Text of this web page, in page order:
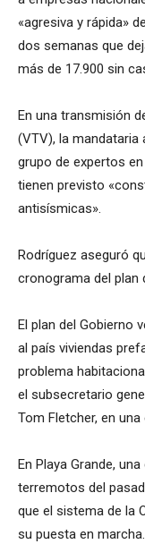
«agresiva y rápida»
dos semanas que
más de 17.900 sin
En una transmisión
(VTV), la mandataria
grupo de expertos
tienen previsto
antisísmicas».
Rodríguez aseguró
cronograma del plan
El plan del Gobierno
al país viviendas
problema
el subsecretario
Tom Fletcher, en una
En Playa Grande,
terremotos del
que el sistema de la
su puesta en marcha.